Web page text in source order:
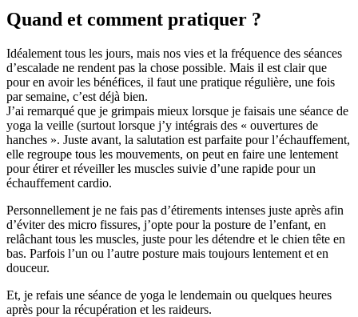
Quand et comment pratiquer ?
Idéalement tous les jours, mais nos vies et la fréquence des séances
d’escalade ne rendent pas la chose possible. Mais il est clair que
pour en avoir les bénéfices, il faut une pratique régulière, une fois
par semaine, c’est déjà bien.
J’ai remarqué que je grimpais mieux lorsque je faisais une séance de
yoga la veille (surtout lorsque j’y intégrais des « ouvertures de
hanches ». Juste avant, la salutation est parfaite pour l’échauffement,
elle regroupe tous les mouvements, on peut en faire une lentement
pour étirer et réveiller les muscles suivie d’une rapide pour un
échauffement cardio.
Personnellement je ne fais pas d’étirements intenses juste après afin
d’éviter des micro fissures, j’opte pour la posture de l’enfant, en
relâchant tous les muscles, juste pour les détendre et le chien tête en
bas. Parfois l’un ou l’autre posture mais toujours lentement et en
douceur.
Et, je refais une séance de yoga le lendemain ou quelques heures
après pour la récupération et les raideurs.